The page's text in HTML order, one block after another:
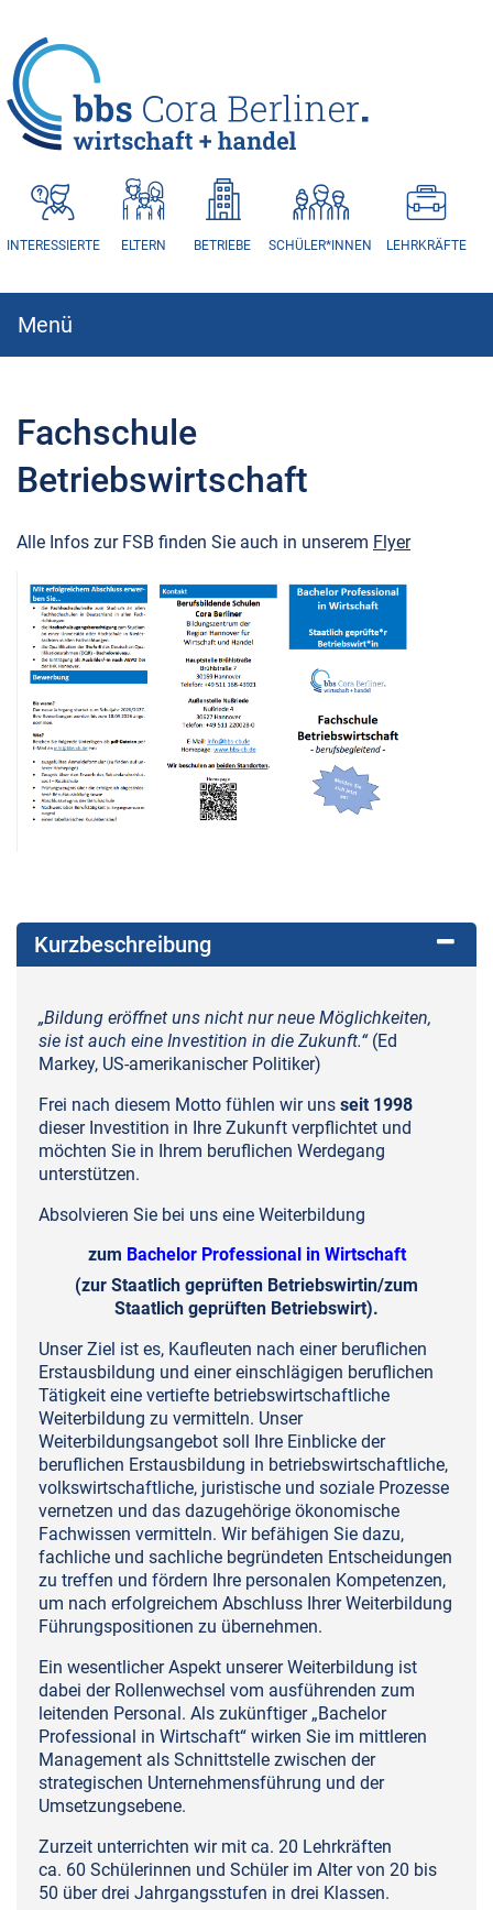
HAUPTNAVIGATION
INTERESSIERTE ELTERN BETRIEBE SCHÜLER*INNEN LEHRKRÄFTE
Hauptnavigation
Menü
Fachschule
Betriebswirtschaft
Alle Infos zur FSB finden Sie auch in unserem Flyer
Kurzbeschreibung
„Bildung eröffnet uns nicht nur neue Möglichkeiten,
sie ist auch eine Investition in die Zukunft.“(Ed
Markey, US-amerikanischer Politiker)
Frei nach diesem Motto fühlen wir uns seit 1998
dieser Investition in Ihre Zukunft verpflichtet und
möchten Sie in Ihrem beruflichen Werdegang
unterstützen.
Absolvieren Sie bei uns eine Weiterbildung
zum Bachelor Professional in Wirtschaft
(zur Staatlich geprüften Betriebswirtin/zum
Staatlich geprüften Betriebswirt).
Unser Ziel ist es, Kaufleuten nach einer beruflichen
Erstausbildung und einer einschlägigen beruflichen
Tätigkeit eine vertiefte betriebswirtschaftliche
Weiterbildung zu vermitteln. Unser
Weiterbildungsangebot soll Ihre Einblicke der
beruflichen Erstausbildung in betriebswirtschaftliche,
volkswirtschaftliche, juristische und soziale Prozesse
vernetzen und das dazugehörige ökonomische
Fachwissen vermitteln. Wir befähigen Sie dazu,
fachliche und sachliche begründeten Entscheidungen
zu treffen und fördern Ihre personalen Kompetenzen,
um nach erfolgreichem Abschluss Ihrer Weiterbildung
Führungspositionen zu übernehmen.
Ein wesentlicher Aspekt unserer Weiterbildung ist
dabei der Rollenwechsel vom ausführenden zum
leitenden Personal. Als zukünftiger „Bachelor
Professional in Wirtschaft“ wirken Sie im mittleren
Management als Schnittstelle zwischen der
strategischen Unternehmensführung und der
Umsetzungsebene.
Zurzeit unterrichten wir mit ca. 20 Lehrkräften
ca. 60 Schülerinnen und Schüler im Alter von 20 bis
50 über drei Jahrgangsstufen in drei Klassen.